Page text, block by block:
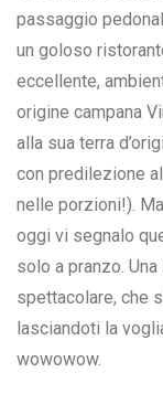
passaggio
un goloso
eccellente,
origine campana
alla sua terra
con predilezione
nelle porzioni!).
oggi vi segnalo
solo a pranzo. Una
spettacolare, che
lasciandoti la
wowowow.